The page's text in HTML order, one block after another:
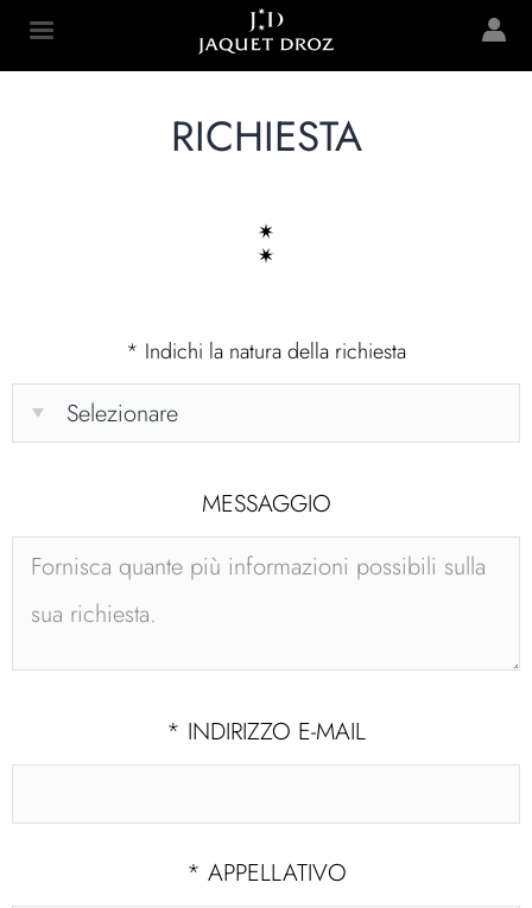
content
Jaquet Droz
RICHIESTA
* Indichi la natura della richiesta
MESSAGGIO
* INDIRIZZO E-MAIL
* APPELLATIVO